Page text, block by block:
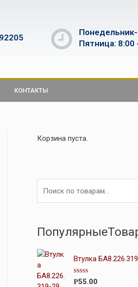
Понедельник-
Пятница: 8:00
КОНТАКТЫ
Корзина пуста.
Втулка
О
Р55.00